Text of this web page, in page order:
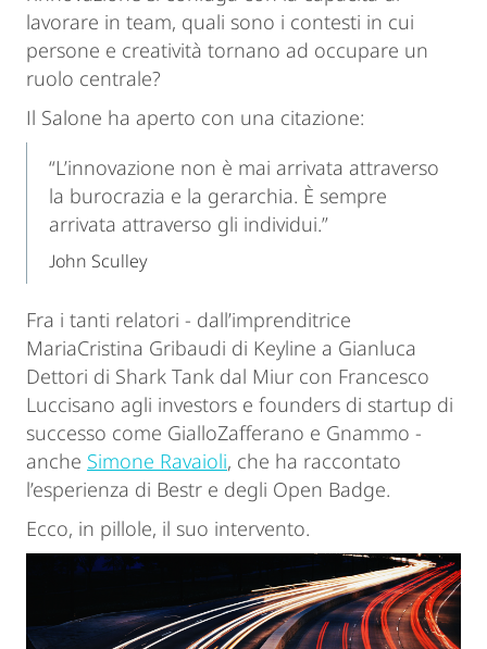
lavorare in team, quali sono i contesti in cui
persone e creatività tornano ad occupare un
ruolo centrale?
Il Salone ha aperto con una citazione:
“L’innovazione non è mai arrivata attraverso
la burocrazia e la gerarchia. È sempre
arrivata attraverso gli individui.”
John Sculley
Fra i tanti relatori - dall’imprenditrice
MariaCristina Gribaudi di Keyline a Gianluca
Dettori di Shark Tank dal Miur con Francesco
Luccisano agli investors e founders di startup di
successo come GialloZafferano e Gnammo -
anche Simone Ravaioli, che ha raccontato
l’esperienza di Bestr e degli Open Badge.
Ecco, in pillole, il suo intervento.